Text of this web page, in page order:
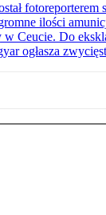
fotoreporterem
ilości
w Ceucie. Do
ogłasza